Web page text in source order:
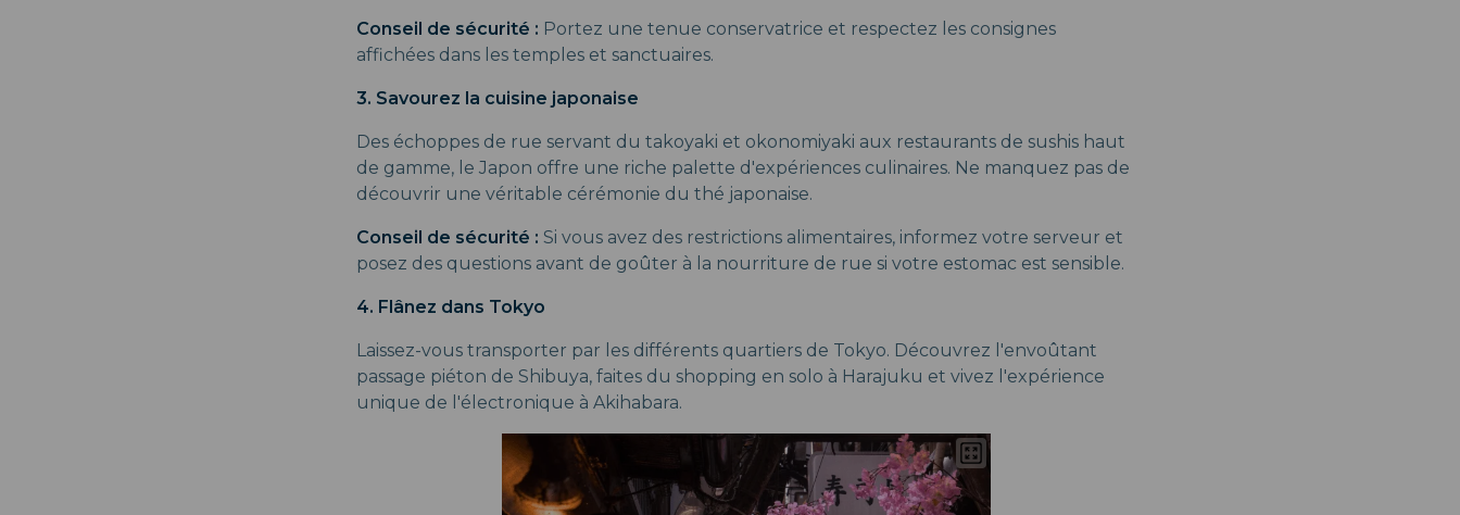
Conseil de sécurité : Portez une tenue conservatrice et respectez les consignes
affichées dans les temples et sanctuaires.
3. Savourez la cuisine japonaise
Des échoppes de rue servant du takoyaki et okonomiyaki aux restaurants de sushis haut
de gamme, le Japon offre une riche palette d'expériences culinaires. Ne manquez pas de
découvrir une véritable cérémonie du thé japonaise.
Conseil de sécurité : Si vous avez des restrictions alimentaires, informez votre serveur et
posez des questions avant de goûter à la nourriture de rue si votre estomac est sensible.
4. Flânez dans Tokyo
Laissez-vous transporter par les différents quartiers de Tokyo. Découvrez l'envoûtant
passage piéton de Shibuya, faites du shopping en solo à Harajuku et vivez l'expérience
unique de l'électronique à Akihabara.